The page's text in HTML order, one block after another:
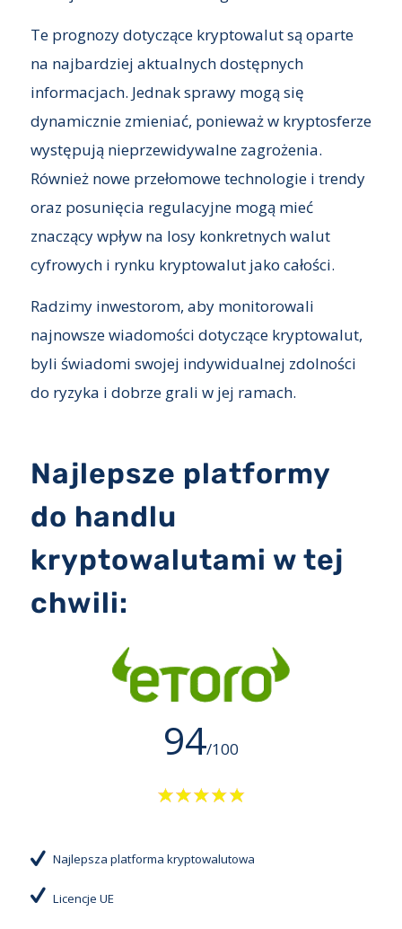
Te prognozy dotyczące kryptowalut są oparte
na najbardziej aktualnych dostępnych
informacjach. Jednak sprawy mogą się
dynamicznie zmieniać, ponieważ w kryptosferze
występują nieprzewidywalne zagrożenia.
Również nowe przełomowe technologie i trendy
oraz posunięcia regulacyjne mogą mieć
znaczący wpływ na losy konkretnych walut
cyfrowych i rynku kryptowalut jako całości.
Radzimy inwestorom, aby monitorowali
najnowsze wiadomości dotyczące kryptowalut,
byli świadomi swojej indywidualnej zdolności
do ryzyka i dobrze grali w jej ramach.
Najlepsze platformy
do handlu
kryptowalutami w tej
chwili:
94/100
Najlepsza platforma kryptowalutowa
Licencje UE